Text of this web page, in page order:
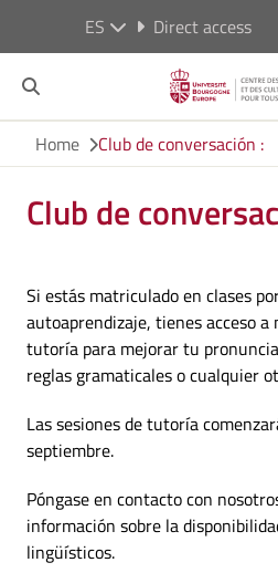
ES Direct access
Home Club de conversación :
Club de
Si estás matriculado en clases
autoaprendizaje, tienes acceso a
tutoría para mejorar tu
reglas gramaticales o cualquier
Las sesiones de tutoría
septiembre.
Póngase en contacto con
información sobre la
lingüísticos.